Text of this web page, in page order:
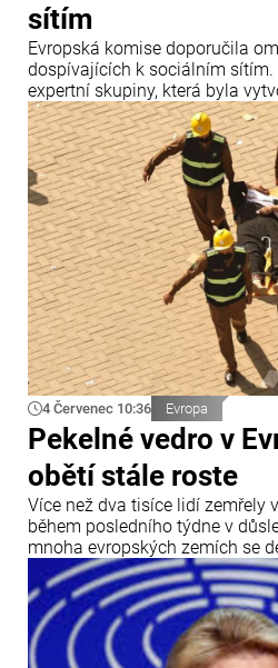
sítím
Evropská komise doporučila
dospívajících k sociálním sítím.
expertní skupiny, která byla
předsedkyně Evropské komise
4 Červenec 10:36 Evropa
Pekelné vedro v
obětí stále roste
Více než dva tisíce lidí zemřely
během posledního týdne v
mnoha evropských zemích se
hranicí 40 °C.